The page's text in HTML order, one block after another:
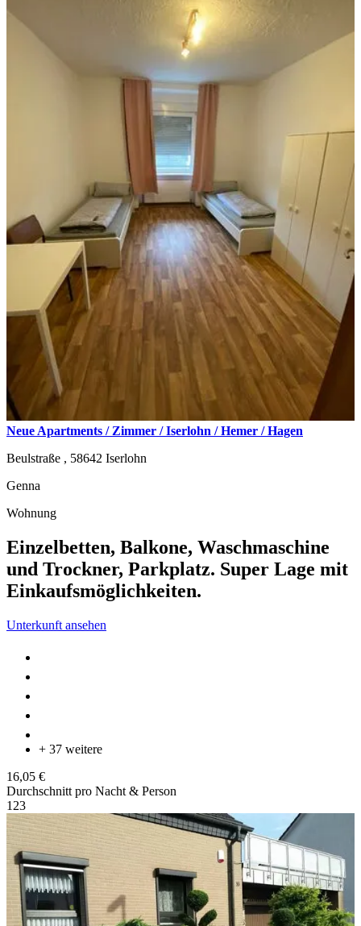
Neue Apartments / Zimmer / Iserlohn / Hemer / Hagen
Beulstraße , 58642 Iserlohn
Genna
Wohnung
Einzelbetten, Balkone, Waschmaschine
und Trockner, Parkplatz. Super Lage mit
Einkaufsmöglichkeiten.
Unterkunft ansehen
+ 37 weitere
16,05 €
Durchschnitt pro Nacht & Person
1 23